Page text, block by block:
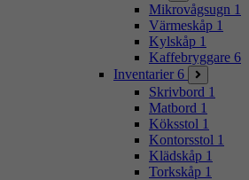
Mikrovågsugn 1
Värmeskåp 1
Kylskåp 1
Kaffebryggare 6
Inventarier 6
Skrivbord 1
Matbord 1
Köksstol 1
Kontorsstol 1
Klädskåp 1
Torkskåp 1